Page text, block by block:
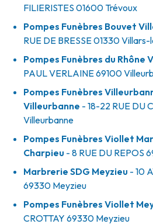
FILIERISTES 01600 Trévoux
Pompes Funèbres Bouvet
RUE DE BRESSE01330Villars-
Pompes Funèbres du Rhône
PAUL VERLAINE69100
Pompes Funèbres
Villeurbanne - 18-22 RUE DU
Villeurbanne
Pompes Funèbres Viollet
Charpieu - 8 RUE DU REPOS
Marbrerie SDG Meyzieu - 10
69330 Meyzieu
Pompes Funèbres Viollet
CROTTAY 69330 Meyzieu